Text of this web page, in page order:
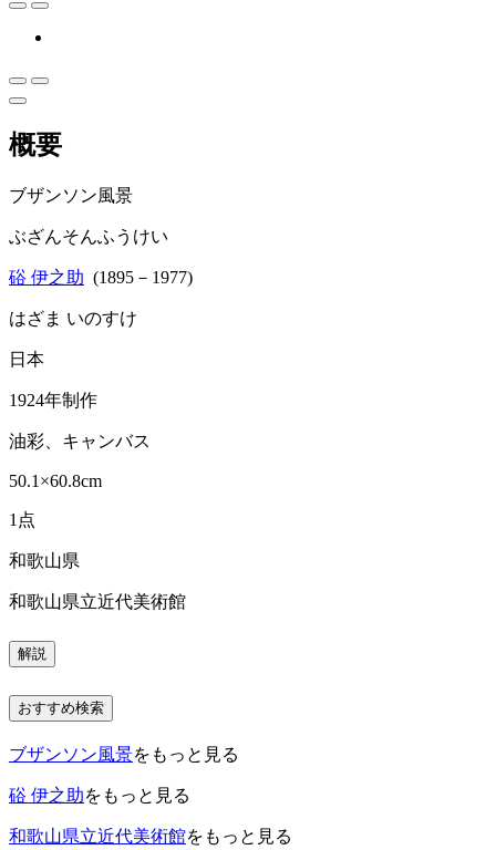
概要
ブザンソン風景
ぶざんそんふうけい
硲 伊之助 (1895－1977)
はざま いのすけ
日本
1924年制作
油彩、キャンバス
50.1×60.8cm
1点
和歌山県
和歌山県立近代美術館
解説
おすすめ検索
ブザンソン風景をもっと見る
硲 伊之助をもっと見る
和歌山県立近代美術館をもっと見る